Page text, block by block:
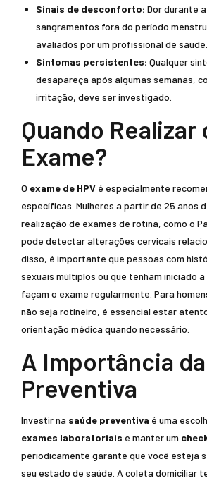
Sinais de desconforto: Dor durante
sangramentos fora do período
avaliados por um profissional de saúde.
Sintomas persistentes: Qualquer
desapareça após algumas semanas,
irritação, deve ser investigado.
Quando Realizar
Exame?
O exame de HPV é especialmente
específicas. Mulheres a partir de 25 anos
realização de exames de rotina, como o
pode detectar alterações cervicais
disso, é importante que pessoas com
sexuais múltiplos ou que tenham iniciado
façam o exame regularmente. Para
não seja rotineiro, é essencial estar
orientação médica quando necessário.
A Importância
Preventiva
Investir na saúde preventiva é uma
exames laboratoriais e manter um
periodicamente garante que você esteja
seu estado de saúde. A coleta domiciliar